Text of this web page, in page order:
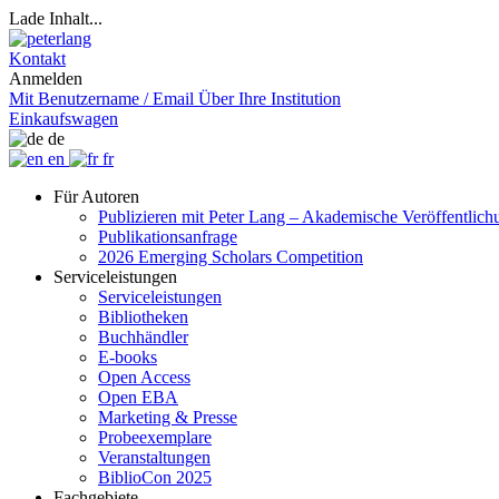
Lade Inhalt...
Kontakt
Anmelden
Mit Benutzername / Email Über Ihre Institution
Einkaufswagen
de
en
fr
Für Autoren
Publizieren mit Peter Lang – Akademische
Publikationsanfrage
2026 Emerging Scholars Competition
Serviceleistungen
Serviceleistungen
Bibliotheken
Buchhändler
E-books
Open Access
Open EBA
Marketing & Presse
Probeexemplare
Veranstaltungen
BiblioCon 2025